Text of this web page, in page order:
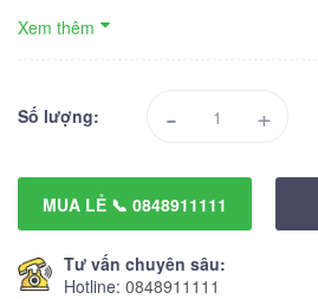
Xem thêm
Số lượng: - +
MUA LẺ 📞 0848911111
Tư vấn chuyên sâu:
Hotline: 0848911111